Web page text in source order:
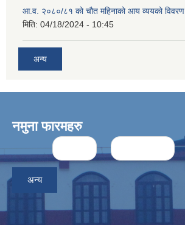
आ.व. २०८०/८१ को चौत महिनाको आय व्ययको विवरण
मिति: 04/18/2024 - 10:45
अन्य
नमुना फारमहरु
Pages
अन्य